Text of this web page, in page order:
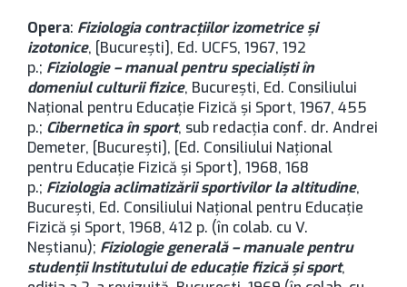
Opera: Fiziologia contracţiilor izometrice şi
izotonice, [București], Ed. UCFS, 1967, 192
p.; Fiziologie – manual pentru specialişti în
domeniul culturii fizice, București, Ed. Consiliului
Naţional pentru Educaţie Fizică şi Sport, 1967, 455
p.; Cibernetica în sport, sub redacţia conf. dr. Andrei
Demeter, [București], [Ed. Consiliului Naţional
pentru Educaţie Fizică şi Sport], 1968, 168
p.; Fiziologia aclimatizării sportivilor la altitudine,
București, Ed. Consiliului Naţional pentru Educaţie
Fizică şi Sport, 1968, 412 p. (în colab. cu V.
Neştianu); Fiziologie generală – manuale pentru
studenţii Institutului de educaţie fizică şi sport,